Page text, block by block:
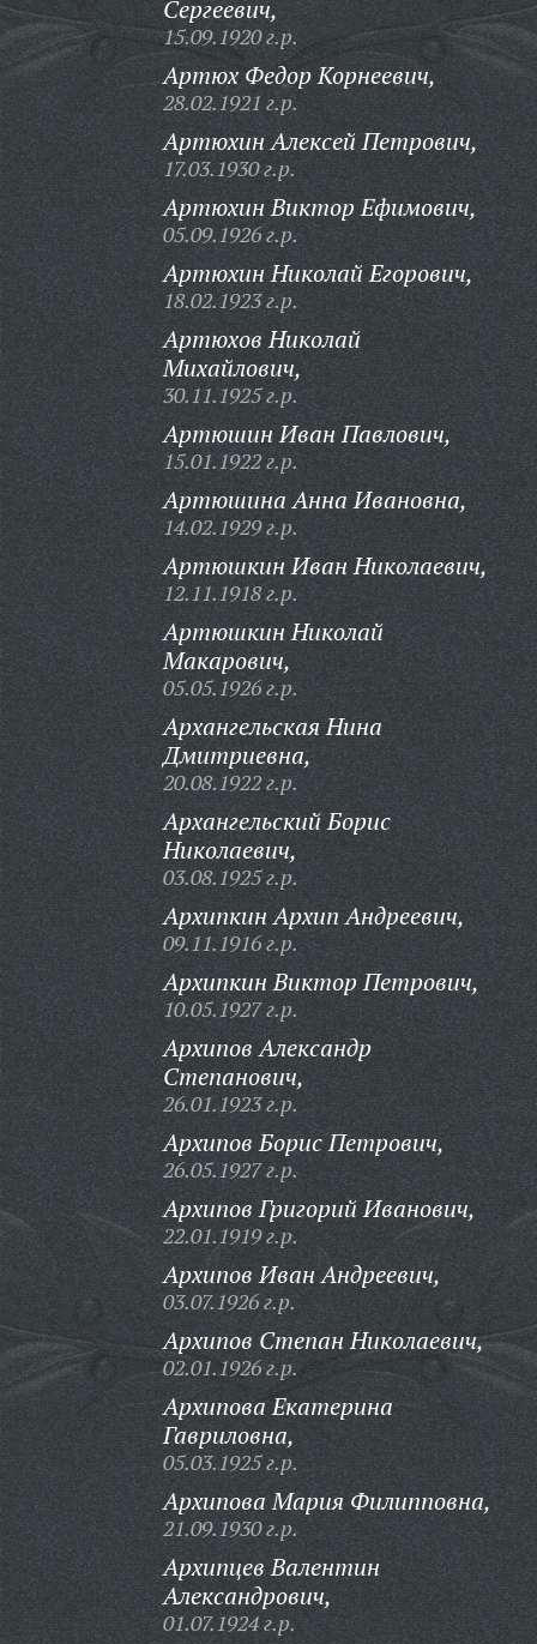
Сергеевич,
15.09.1920 г.р.
Артюх Федор Корнеевич,
28.02.1921 г.р.
Артюхин Алексей Петрович,
17.03.1930 г.р.
Артюхин Виктор Ефимович,
05.09.1926 г.р.
Артюхин Николай Егорович,
18.02.1923 г.р.
Артюхов Николай
Михайлович,
30.11.1925 г.р.
Артюшин Иван Павлович,
15.01.1922 г.р.
Артюшина Анна Ивановна,
14.02.1929 г.р.
Артюшкин Иван Николаевич,
12.11.1918 г.р.
Артюшкин Николай
Макарович,
05.05.1926 г.р.
Архангельская Нина
Дмитриевна,
20.08.1922 г.р.
Архангельский Борис
Николаевич,
03.08.1925 г.р.
Архипкин Архип Андреевич,
09.11.1916 г.р.
Архипкин Виктор Петрович,
10.05.1927 г.р.
Архипов Александр
Степанович,
26.01.1923 г.р.
Архипов Борис Петрович,
26.05.1927 г.р.
Архипов Григорий Иванович,
22.01.1919 г.р.
Архипов Иван Андреевич,
03.07.1926 г.р.
Архипов Степан Николаевич,
02.01.1926 г.р.
Архипова Екатерина
Гавриловна,
05.03.1925 г.р.
Архипова Мария Филипповна,
21.09.1930 г.р.
Архипцев Валентин
Александрович,
01.07.1924 г.р.